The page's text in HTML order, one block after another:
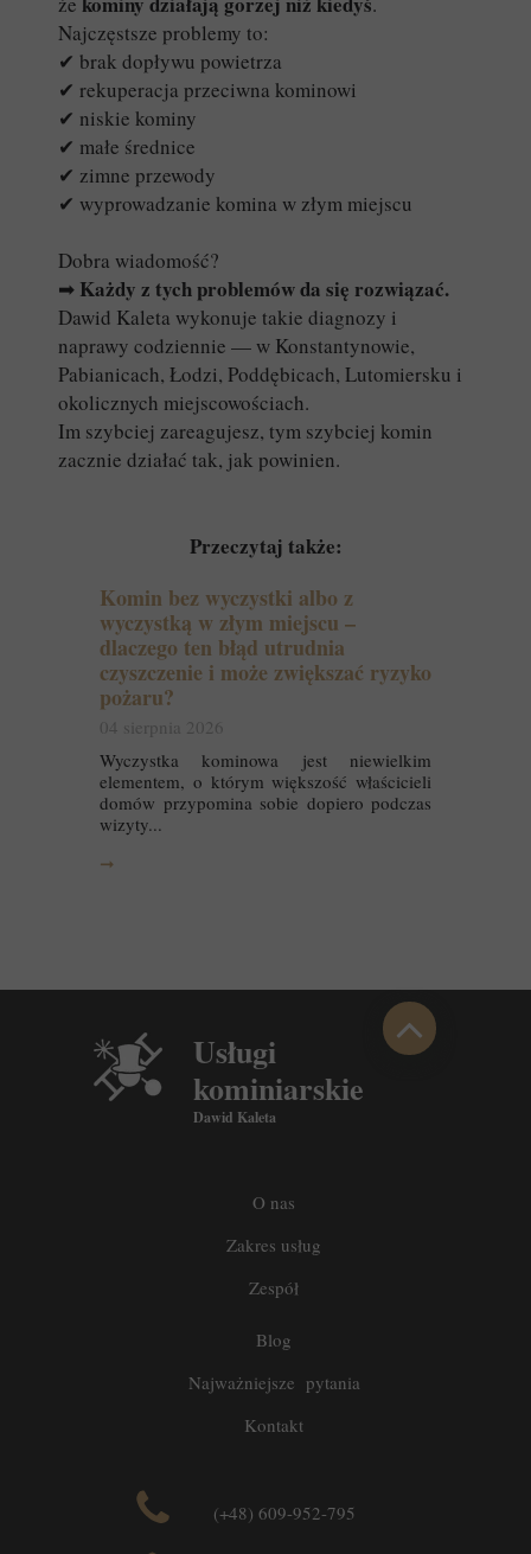
Najczęstsze problemy to:
✔ brak dopływu powietrza
✔ rekuperacja przeciwna kominowi
✔ niskie kominy
✔ małe średnice
✔ zimne przewody
✔ wyprowadzanie komina w złym miejscu
Dobra wiadomość?
➡ Każdy z tych problemów da się rozwiązać.
Dawid Kaleta wykonuje takie diagnozy i
naprawy codziennie — w Konstantynowie,
Pabianicach, Łodzi, Poddębicach, Lutomiersku i
okolicznych miejscowościach.
Im szybciej zareagujesz, tym szybciej komin
zacznie działać tak, jak powinien.
Przeczytaj także:
Komin bez wyczystki albo z
wyczystką w złym miejscu –
dlaczego ten błąd utrudnia
czyszczenie i może zwiększać ryzyko
pożaru?
04 sierpnia 2026
Wyczystka kominowa jest niewielkim
elementem, o którym większość właścicieli
domów przypomina sobie dopiero podczas
wizyty...
➞
Usługi
kominiarskie
Dawid Kaleta
(+48) 609-952-795
Blog
Najważniejsze pytania
Kontakt
O nas
Zakres usług
Zespół